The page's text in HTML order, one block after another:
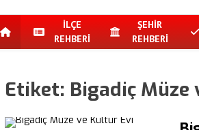
İLÇE
REHBERİ
ŞEHİR
REHBERİ
Etiket: Bigadiç